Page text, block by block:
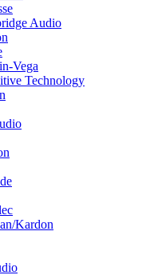
Audio
Vega
Technology
Kardon